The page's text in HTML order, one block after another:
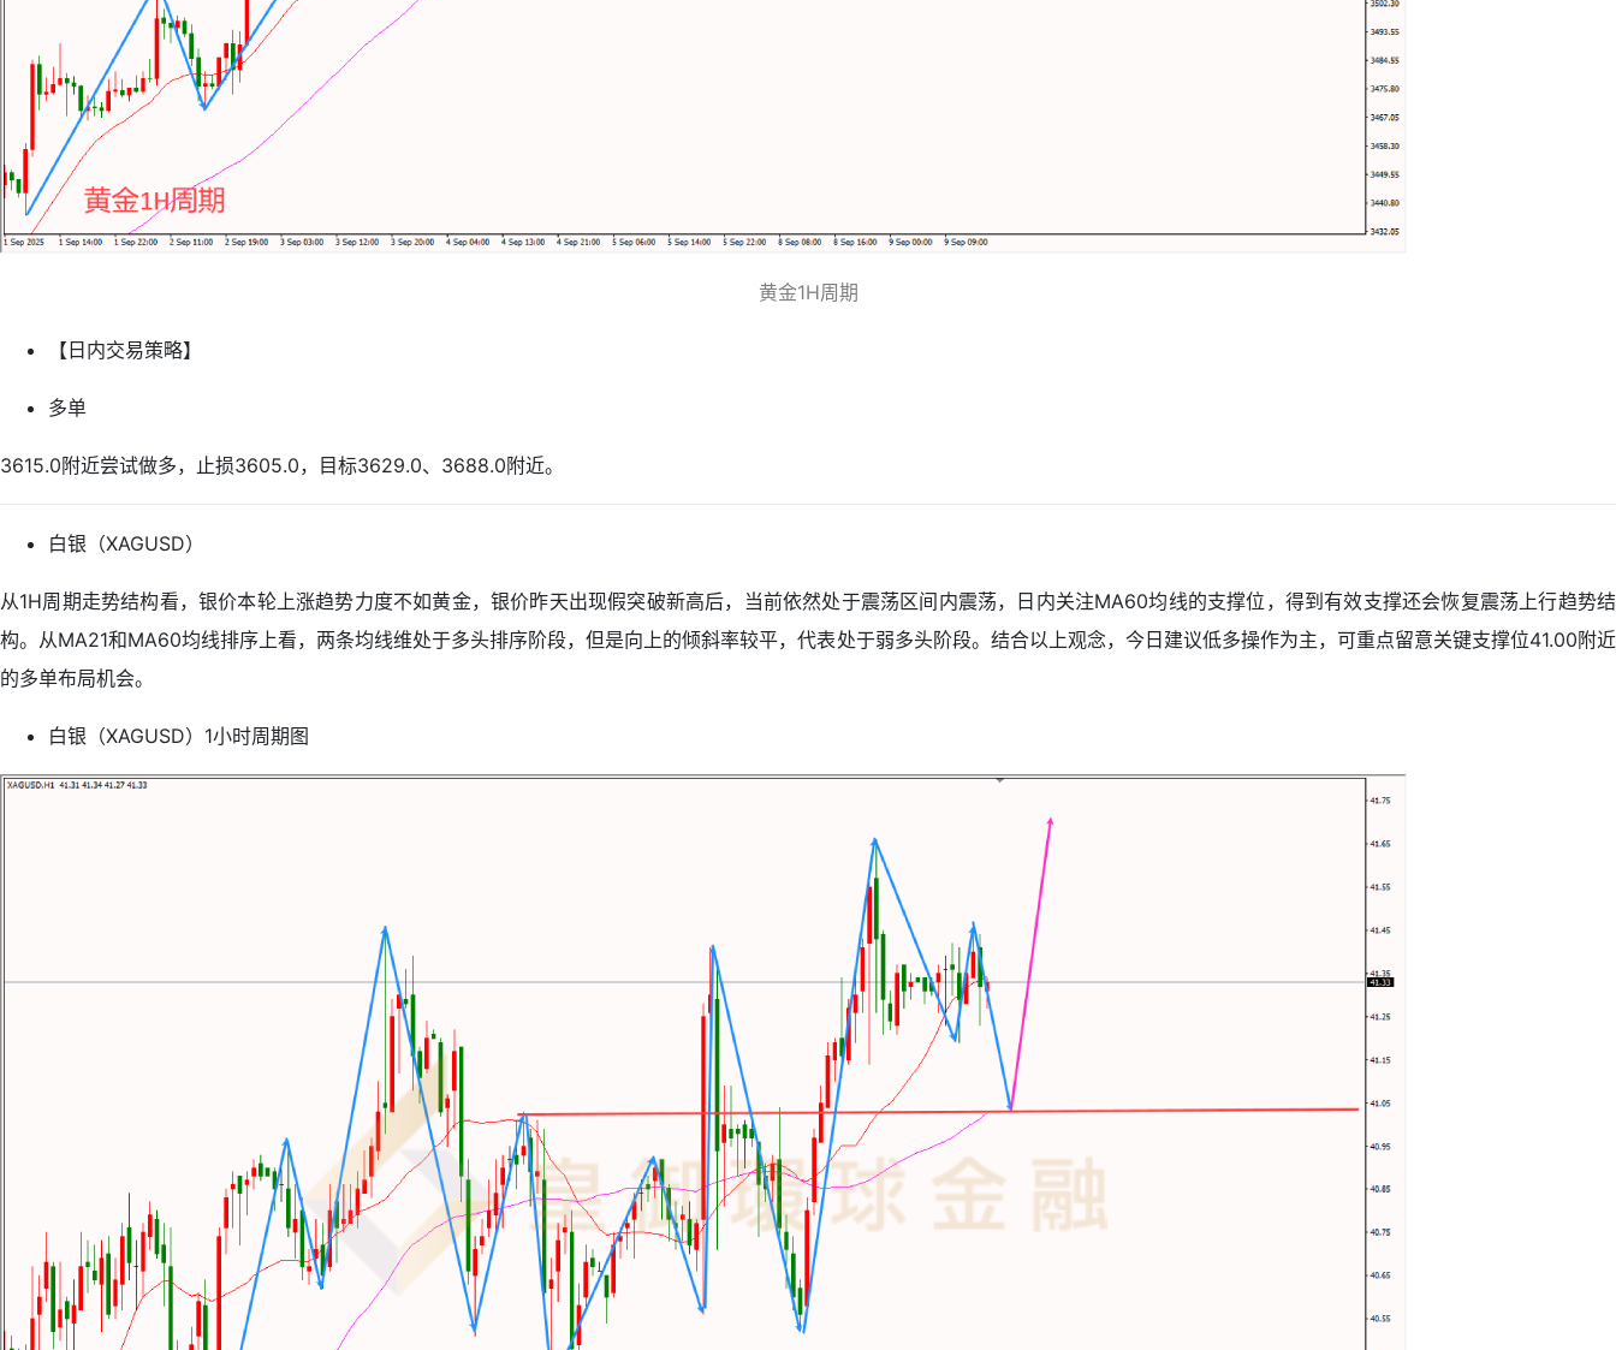
黄金1H周期
【日内交易策略】
多单
3615.0附近尝试做多，止损3605.0，目标3629.0、3688.0附近。
白银（XAGUSD）
从1H周期走势结构看，银价本轮上涨趋势力度不如黄金，银价昨天出现假突破新高后，当前依然处于震荡区间内震荡，日内关注MA60均线的支撑位，得到有效支撑还会恢复震荡上行趋势结
构。从MA21和MA60均线排序上看，两条均线维处于多头排序阶段，但是向上的倾斜率较平，代表处于弱多头阶段。结合以上观念，今日建议低多操作为主，可重点留意关键支撑位41.00附近
的多单布局机会。
白银（XAGUSD）1小时周期图